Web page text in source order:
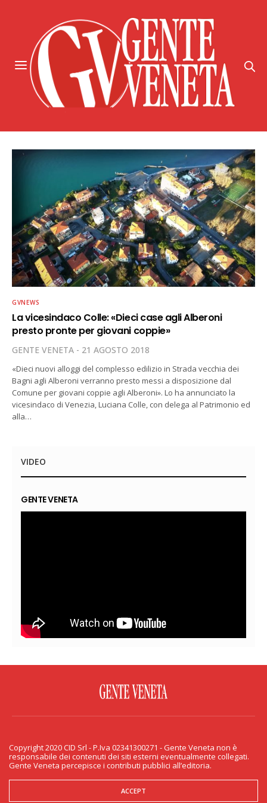
GVNEWS
La vicesindaco Colle: «Dieci case agli Alberoni
presto pronte per giovani coppie»
GENTE VENETA 21 AGOSTO 2018
«Dieci nuovi alloggi del complesso edilizio in Strada vecchia dei
Bagni agli Alberoni verranno presto messi a disposizione dal
Comune per giovani coppie agli Alberoni». Lo ha annunciato la
vicesindaco di Venezia, Luciana Colle, con delega al Patrimonio ed
alla…
VIDEO
GENTE VENETA
PRIVACY & COOKIE
Copyright 2020 CID Srl - P.Iva 02341300271 - Gente Veneta non è responsabile
dei contenuti dei siti esterni eventualmente collegati. Gente Veneta percepisce
i contributi pubblici all’editoria.
Copyright 2020 CID Srl - P.Iva 02341300271 - Gente Veneta non è
responsabile dei contenuti dei siti esterni eventualmente collegati.
Gente Veneta percepisce i contributi pubblici all’editoria.
ACCEPT